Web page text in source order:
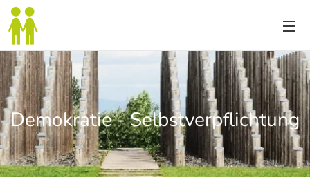
Demokratie - Selbstverpflichtung